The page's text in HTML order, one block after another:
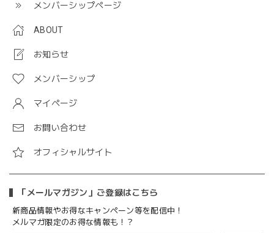
メンバーシップページ
ABOUT
お知らせ
メンバーシップ
マイページ
お問い合わせ
オフィシャルサイト
「メールマガジン」ご登録はこちら
新商品情報やお得なキャンペーン等を配信中！
メルマガ限定のお得な情報も！？